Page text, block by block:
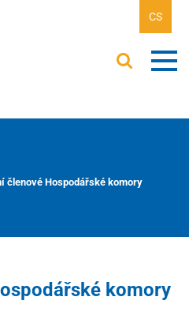
CS
členové Hospodářské komory
komory